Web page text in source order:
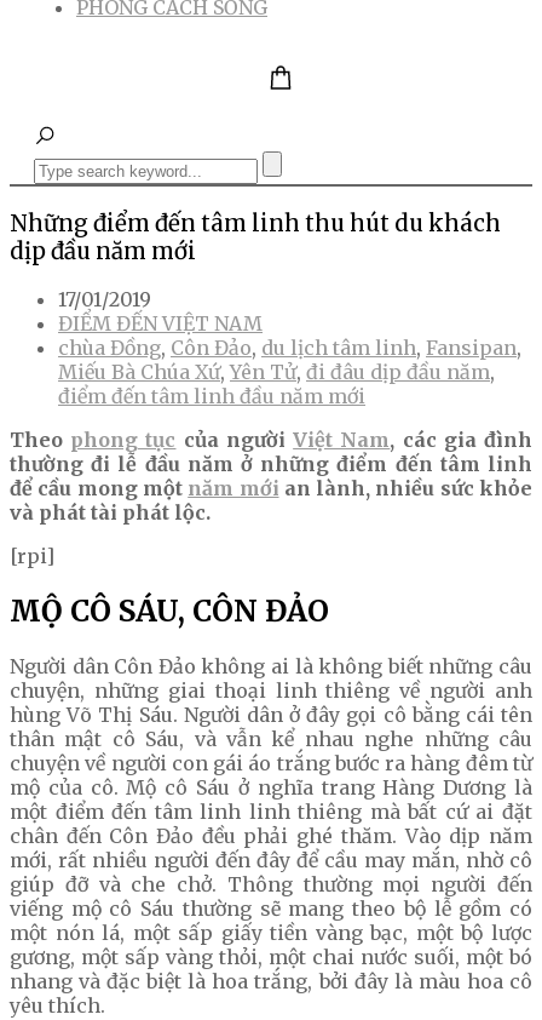
PHONG CÁCH SỐNG
Những điểm đến tâm linh thu hút du khách
dịp đầu năm mới
17/01/2019
ĐIỂM ĐẾN VIỆT NAM
chùa Đồng, Côn Đảo, du lịch tâm linh, Fansipan,
Miếu Bà Chúa Xứ,Yên Tử, đi đâu dịp đầu năm,
điểm đến tâm linh đầu năm mới
Theo phong tục của ngườiViệt Nam, các gia đình
thường đi lễ đầu năm ở những điểm đến tâm linh
để cầu mong một năm mới an lành, nhiều sức khỏe
và phát tài phát lộc.
[rpi]
MỘ CÔ SÁU, CÔN ĐẢO
Người dân Côn Đảo không ai là không biết những câu
chuyện, những giai thoại linh thiêng về người anh
hùng Võ Thị Sáu. Người dân ở đây gọi cô bằng cái tên
thân mật cô Sáu, và vẫn kể nhau nghe những câu
chuyện về người con gái áo trắng bước ra hàng đêm từ
mộ của cô. Mộ cô Sáu ở nghĩa trang Hàng Dương là
một điểm đến tâm linh linh thiêng mà bất cứ ai đặt
chân đến Côn Đảo đều phải ghé thăm. Vào dịp năm
mới, rất nhiều người đến đây để cầu may mắn, nhờ cô
giúp đỡ và che chở. Thông thường mọi người đến
viếng mộ cô Sáu thường sẽ mang theo bộ lễ gồm có
một nón lá, một sấp giấy tiền vàng bạc, một bộ lược
gương, một sấp vàng thỏi, một chai nước suối, một bó
nhang và đặc biệt là hoa trắng, bởi đây là màu hoa cô
yêu thích.